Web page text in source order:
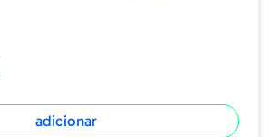
adicionar